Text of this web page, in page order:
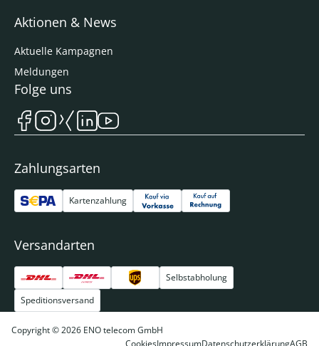
Aktionen & News
Aktuelle Kampagnen
Meldungen
Zahlungsarten
Kartenzahlung
Versandarten
Selbstabholung
Speditionsversand
Folge uns
Copyright © 2026 ENO telecom GmbH